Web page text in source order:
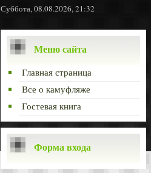
Суббота, 08.08.2026, 21:32
Меню сайта
Главная страница
Все о камуфляже
Гостевая книга
Форма входа